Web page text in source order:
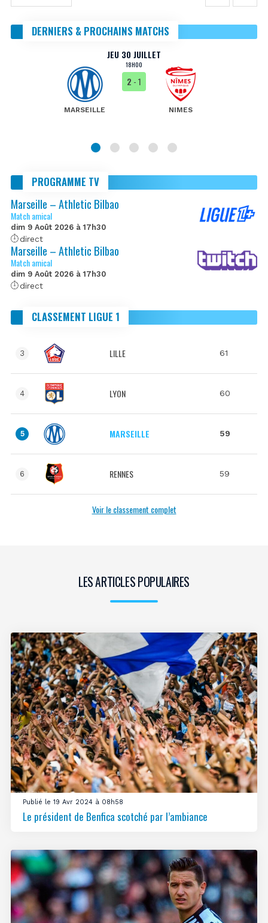
DERNIERS & PROCHAINS MATCHS
JEU 30 JUILLET
18H00
MARSEILLE
2 - 1
NIMES
PROGRAMME TV
Marseille – Athletic Bilbao
Match amical
dim 9 Août 2026 à 17h30
direct
Marseille – Athletic Bilbao
Match amical
dim 9 Août 2026 à 17h30
direct
CLASSEMENT LIGUE 1
3 LILLE 61
4 LYON 60
5 MARSEILLE 59
6 RENNES 59
Voir le classement complet
LES ARTICLES POPULAIRES
Publié le 19 Avr 2024 à 08h58
Le président de Benfica scotché par l’ambiance